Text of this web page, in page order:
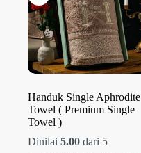
Handuk Single Aphrodite
Towel ( Premium Single
Towel )
Dinilai 5.00 dari 5